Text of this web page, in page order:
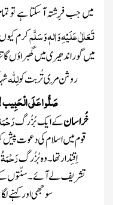
میں جب فِرِشتہ آ سکتا ہے تو
تَعَالٰی عَلَیْہِ وَاٰلہٖ وَسَلَّمکرم کیوں
میں گور اندھیری میں گھبراؤں
روشن مِری تُربت کولِلّٰہ
صَلُّو ا عَلَی
خُراسانکے ایک بُزُرگ
قوم میں اسلام کی دعوت
اِقتِدار تھا ۔ وہ بُزُرگرَحْمَۃُ
تشریف لے آئے ۔ سنّتوں
سوجھی اور کہنے